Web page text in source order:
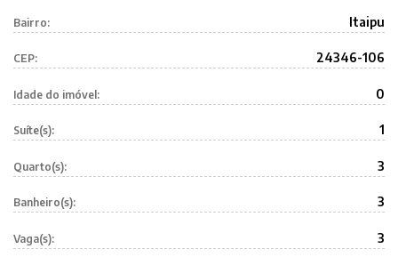
Bairro: Itaipu
CEP: 24346-106
Idade do imóvel: 0
Suíte(s): 1
Quarto(s): 3
Banheiro(s): 3
Vaga(s): 3